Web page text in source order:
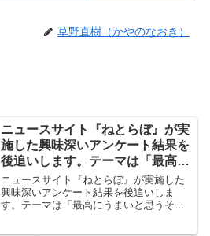
草野直樹（かやのなおき）
ニュースサイト『ねとらぼ』が実
施した興味深いアンケート結果を
後追いします。テーマは「最高に
うまいと思うそばチェーン」
ニュースサイト『ねとらぼ』が実施した
興味深いアンケート結果を後追いしま
す。テーマは「最高にうまいと思うそば